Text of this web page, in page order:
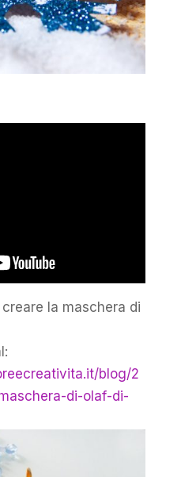
la maschera di
blog/2
di-olaf-di-